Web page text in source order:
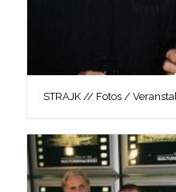
STRAJK // Fotos /